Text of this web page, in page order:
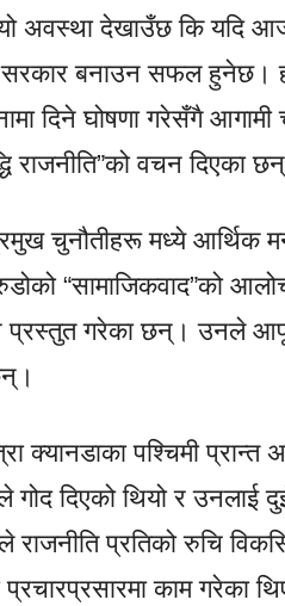
अवस्था देखाउँछ कि यदि
सरकार बनाउन सफल हुनेछ।
दिने घोषणा गरेसँगै
राजनीति”को वचन दिएका
चुनौतीहरू मध्ये
“सामाजिकवाद”को
प्रस्तुत गरेका छन्। उनले
क्यानडाका पश्चिमी प्रान्त
गोद दिएको थियो र उनलाई
राजनीति प्रतिको रुचि
प्रचारप्रसारमा काम गरेका